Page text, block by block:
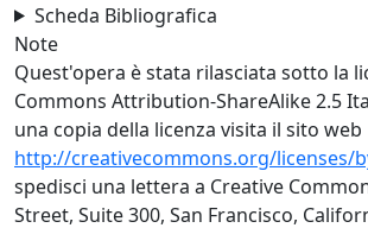
Scheda Bibliografica
Note
Quest'opera è stata rilasciata sotto la
Commons Attribution-ShareAlike 2.5
una copia della licenza visita il sito web
http://creativecommons.org/licenses/
spedisci una lettera a Creative
Street, Suite 300, San Francisco,